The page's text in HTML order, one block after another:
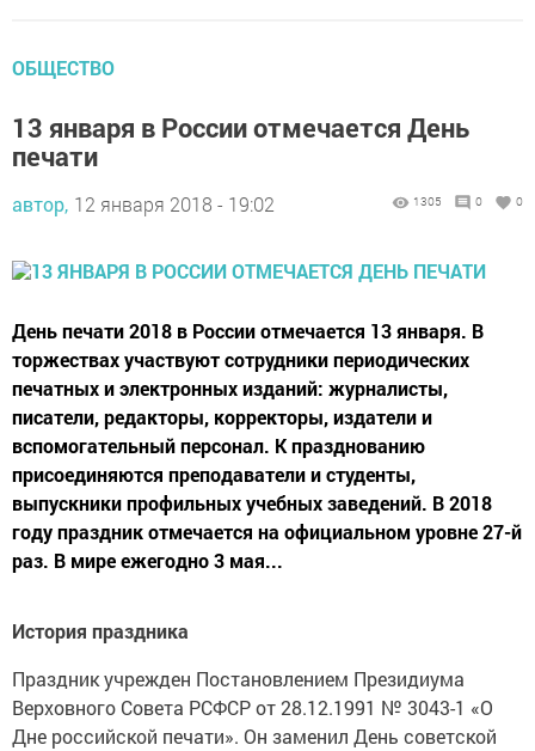
ОБЩЕСТВО
13 января в России отмечается День
печати
автор, 12 января 2018 - 19:02 1305 0 0
День печати 2018 в России отмечается 13 января. В
торжествах участвуют сотрудники периодических
печатных и электронных изданий: журналисты,
писатели, редакторы, корректоры, издатели и
вспомогательный персонал. К празднованию
присоединяются преподаватели и студенты,
выпускники профильных учебных заведений. В 2018
году праздник отмечается на официальном уровне 27-й
раз. В мире ежегодно 3 мая...
История праздника
Праздник учрежден Постановлением Президиума
Верховного Совета РСФСР от 28.12.1991 № 3043-1 «О
Дне российской печати». Он заменил День советской